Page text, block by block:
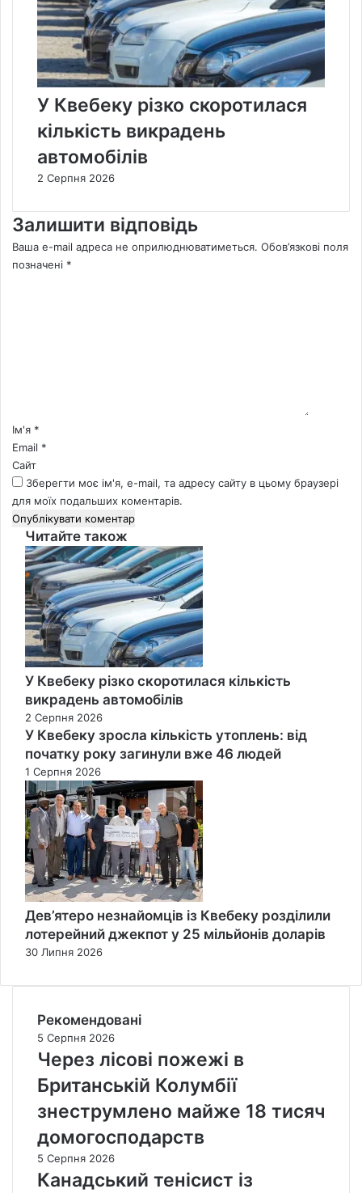
У Квебеку різко скоротилася
кількість викрадень
автомобілів
2 Серпня 2026
Залишити відповідь
Ваша e-mail адреса не оприлюднюватиметься. Обов’язкові поля
позначені *
*Ім'я *
Email *
Сайт
Зберегти моє ім'я, e-mail, та адресу сайту в цьому браузері
для моїх подальших коментарів.
Читайте також
Close
У Квебеку різко скоротилася кількість
викрадень автомобілів
2 Серпня 2026
У Квебеку зросла кількість утоплень: від
початку року загинули вже 46 людей
1 Серпня 2026
Дев’ятеро незнайомців із Квебеку розділили
лотерейний джекпот у 25 мільйонів доларів
30 Липня 2026
Рекомендовані
5 Серпня 2026
Через лісові пожежі в
Британській Колумбії
знеструмлено майже 18 тисяч
домогосподарств
5 Серпня 2026
Канадський тенісист із